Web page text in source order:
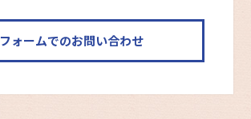
フォームでのお問い合わせ